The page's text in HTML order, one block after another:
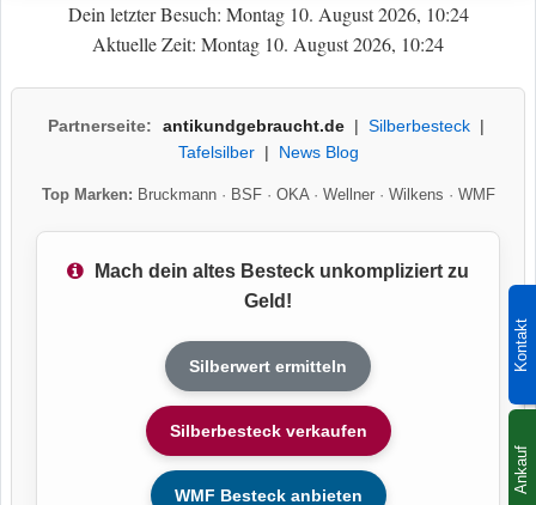
Kontakt
Ankauf
Dein letzter Besuch: Montag 10. August 2026, 10:24
Aktuelle Zeit: Montag 10. August 2026, 10:24
Partnerseite: antikundgebraucht.de| Silberbesteck|
Tafelsilber| News Blog
Top Marken: Bruckmann· BSF· OKA· Wellner· Wilkens · WMF
Mach dein altes Besteck unkompliziert zu
Geld!
Silberwert ermitteln
Silberbesteck verkaufen
WMF Besteck anbieten